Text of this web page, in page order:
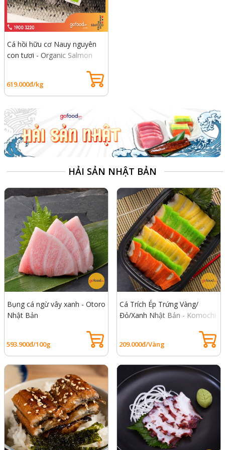
Cá hồi hữu cơ Nauy nguyên
con tươi - Organic Salmon
619.000đ/kg
HẢI SẢN NHẬT BẢN
Bụng cá ngừ vây xanh - Otoro
Nhật Bản
593.900đ/100g
Cá Trích Ép Trứng Vàng/
Đỏ/Xanh Nhật Bản - Komochi
209.000đ/Vàng